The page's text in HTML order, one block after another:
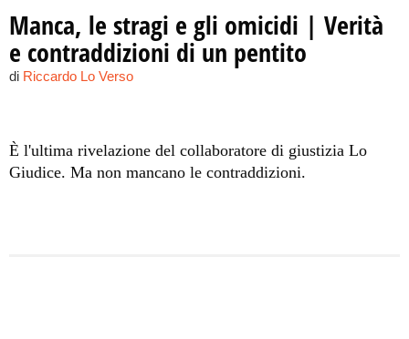
Manca, le stragi e gli omicidi | Verità
e contraddizioni di un pentito
di Riccardo Lo Verso
È l'ultima rivelazione del collaboratore di giustizia Lo
Giudice. Ma non mancano le contraddizioni.